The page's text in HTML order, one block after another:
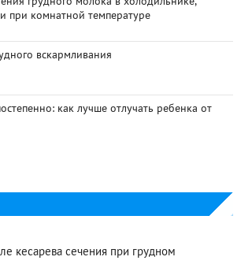
грудного молока в холодильнике,
при комнатной температуре
вскармливания
как лучше отлучать ребенка от
кесарева сечения при грудном